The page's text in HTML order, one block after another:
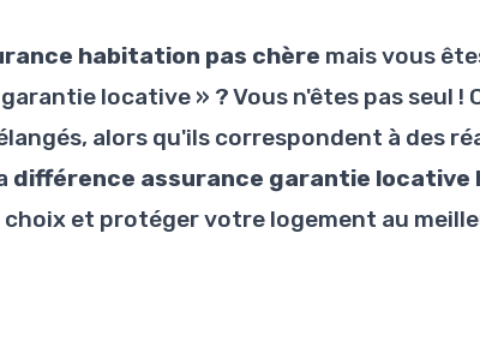
habitation pas chère mais vous
locative » ? Vous n'êtes pas seul !
alors qu'ils correspondent à des
différence assurance garantie locative
et protéger votre logement au